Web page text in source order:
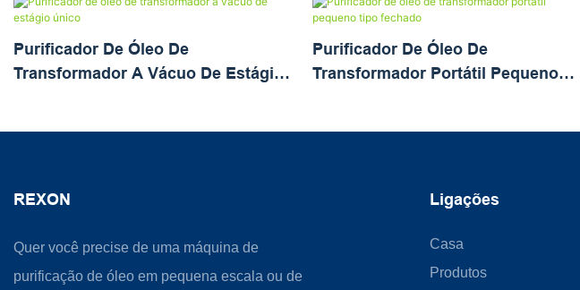
Purificador De Óleo De
Transformador A Vácuo De Estágio
Purificador De Óleo De
Transformador Portátil Pequeno
REXON
Quer você precise de uma máquina de
purificação de óleo em pequena escala ou de
Ligações
Casa
Produtos